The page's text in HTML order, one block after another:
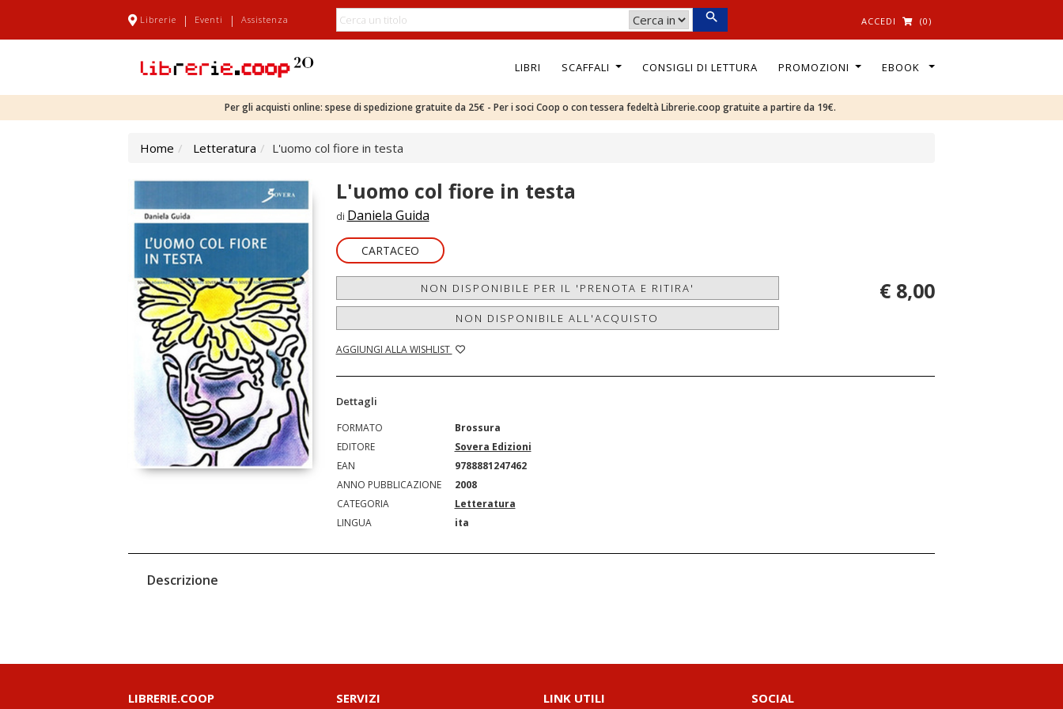
Librerie | Eventi | Assistenza ACCEDI (0)
LIBRI SCAFFALI CONSIGLI DI LETTURA PROMOZIONI EBOOK
Per gli acquisti online: spese di spedizione gratuite da 25€ - Per i soci Coop o con tessera fedeltà Librerie.coop gratuite a partire da 19€.
Home Letteratura L'uomo col fiore in testa
L'uomo col fiore in testa
di Daniela Guida
CARTACEO
NON DISPONIBILE PER IL 'PRENOTA E RITIRA'
NON DISPONIBILE ALL'ACQUISTO
AGGIUNGI ALLA WISHLIST
€ 8,00
Dettagli
FORMATO
Brossura
EDITORE
Sovera Edizioni
EAN
9788881247462
ANNO PUBBLICAZIONE
2008
CATEGORIA
Letteratura
LINGUA
ita
Descrizione
LIBRERIE.COOP SERVIZI LINK UTILI SOCIAL